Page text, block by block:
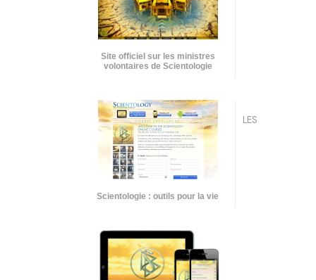
Site officiel sur les ministres
volontaires de Scientologie
Scientologie : outils pour la vie
LES